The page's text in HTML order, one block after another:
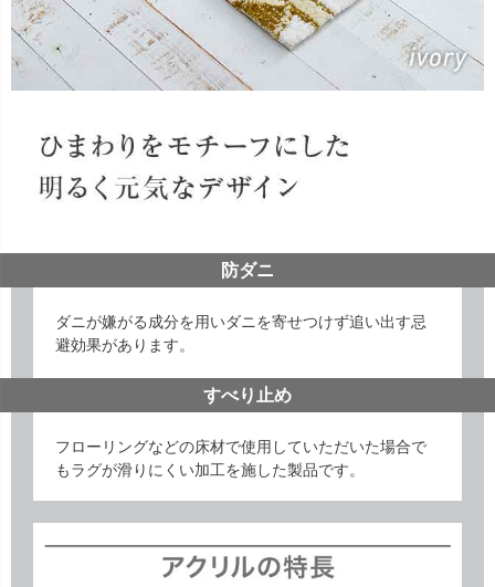
防ダニ
ダニが嫌がる成分を用いダニを寄せつけず追い出す忌
避効果があります。
すべり止め
フローリングなどの床材で使用していただいた場合で
もラグが滑りにくい加工を施した製品です。